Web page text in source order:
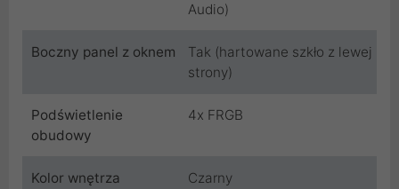
Audio)
Boczny panel z oknem
Tak (hartowane szkło z lewej
strony)
Podświetlenie
obudowy
4x FRGB
Kolor wnętrza
Czarny